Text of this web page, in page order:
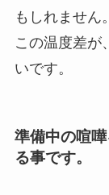
もしれません。
この温度差が
いです。
準備中の喧
る事です。